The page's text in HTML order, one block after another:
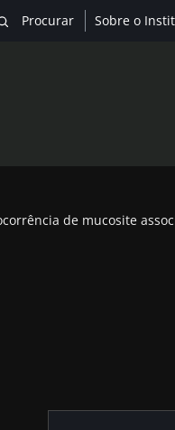
Sobre o
de mucosite